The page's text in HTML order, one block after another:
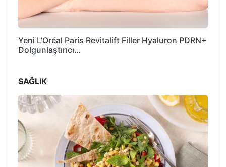
Yeni L’Oréal Paris Revitalift Filler Hyaluron PDRN+
Dolgunlaştırıcı…
SAĞLIK